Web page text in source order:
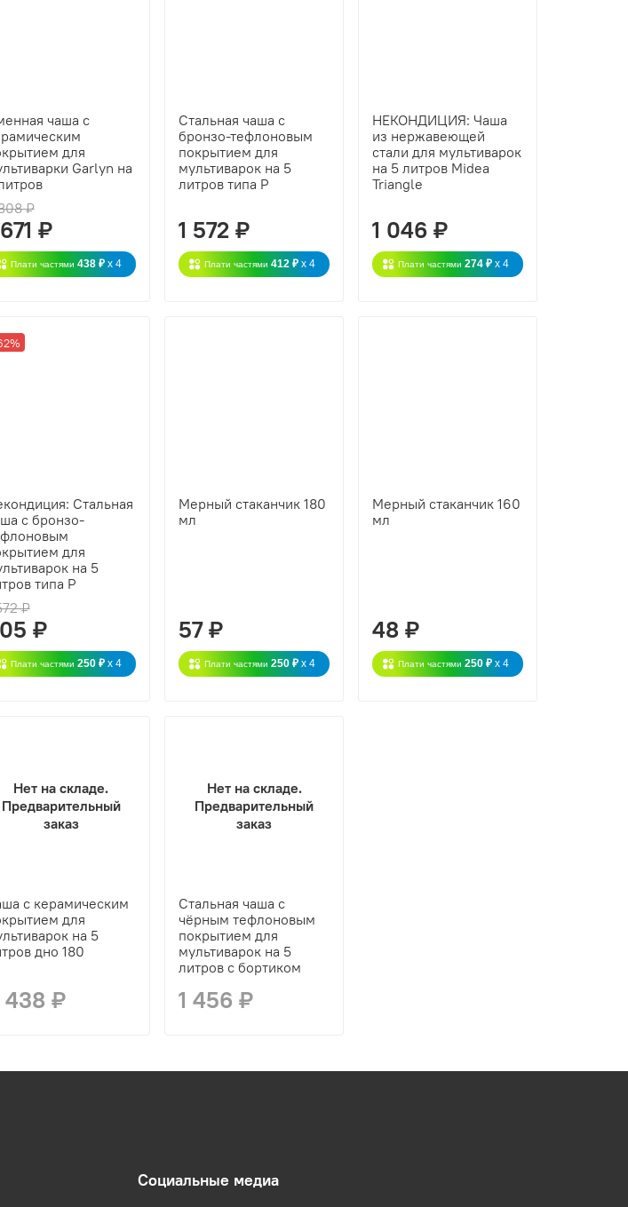
чаша с
для
Garlyn на
₽
₽
Плати частями438 ₽ x 4
Стальная чаша с
бронзо-тефлоновым
покрытием для
мультиварок на 5
литров типа P
1 572 ₽
Плати частями412 ₽ x 4
НЕКОНДИЦИЯ: Чаша
из нержавеющей
стали для мультиварок
на 5 литров Midea
Triangle
1 046 ₽
Плати частями 274 ₽ x 4
Стальная
с бронзо-
для
на 5
типа P
₽
₽
Плати частями250 ₽ x 4
Мерный стаканчик 180
мл
57 ₽
Плати частями250 ₽ x 4
Мерный стаканчик 160
мл
48 ₽
Плати частями 250 ₽ x 4
Нет на складе.
Предварительный
заказ
с керамическим
для
на 5
дно 180
438 ₽
Нет на складе.
Предварительный
заказ
Стальная чаша с
чёрным тефлоновым
покрытием для
мультиварок на 5
литров с бортиком
1 456 ₽
Социальные медиа